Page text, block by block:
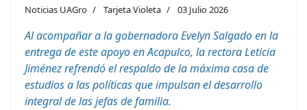
Noticias UAGro Tarjeta Violeta 03 Julio 2026
Al acompañar a la gobernadora Evelyn Salgado en la
entrega de este apoyo en Acapulco, la rectora Leticia
Jiménez refrendó el respaldo de la máxima casa de
estudios a las políticas que impulsan el desarrollo
integral de las jefas de familia.